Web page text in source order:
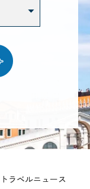
トラベルニュース